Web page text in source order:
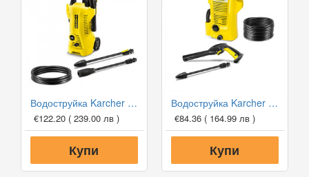
Водоструйка Karcher K2 Power Control
€122.20 ( 239.00 лв )
Купи
Водоструйка Karcher K2 OPP
€84.36 ( 164.99 лв )
Купи